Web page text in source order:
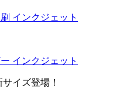
イズ登場！